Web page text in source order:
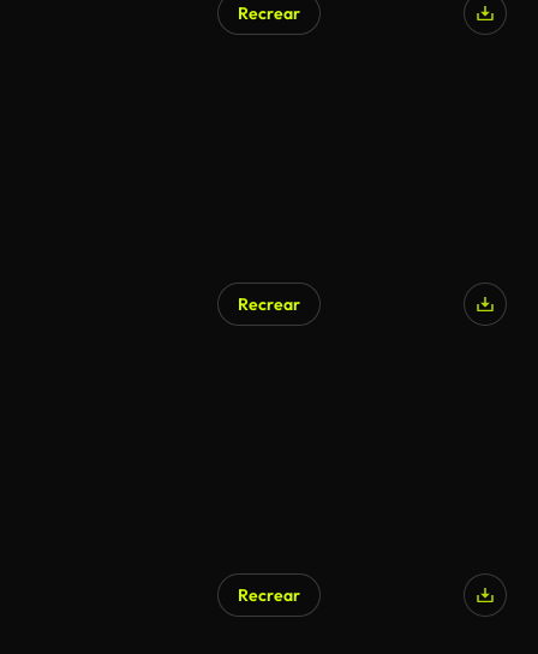
Recrear
Recrear
Recrear